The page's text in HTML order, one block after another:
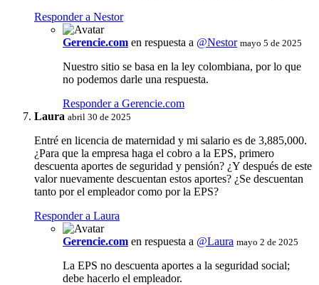
Responder a Nestor
Gerencie.com en respuesta a @Nestor mayo 5 de 2025
Nuestro sitio se basa en la ley colombiana, por lo que
no podemos darle una respuesta.
Responder a Gerencie.com
Laura abril 30 de 2025
Entré en licencia de maternidad y mi salario es de 3,885,000.
¿Para que la empresa haga el cobro a la EPS, primero
descuenta aportes de seguridad y pensión? ¿Y después de este
valor nuevamente descuentan estos aportes? ¿Se descuentan
tanto por el empleador como por la EPS?
Responder a Laura
Gerencie.com en respuesta a @Laura mayo 2 de 2025
La EPS no descuenta aportes a la seguridad social;
debe hacerlo el empleador.